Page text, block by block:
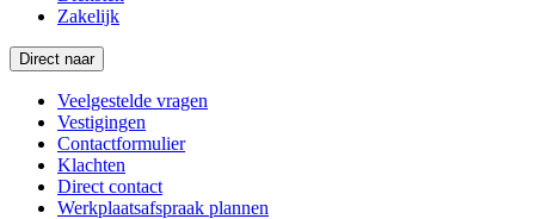
Zakelijk
Direct naar
Veelgestelde vragen
Vestigingen
Contactformulier
Klachten
Direct contact
Werkplaatsafspraak plannen